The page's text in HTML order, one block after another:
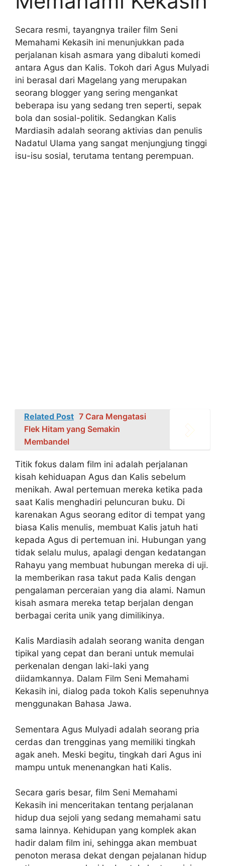
Secara resmi, tayangnya trailer film Seni
Memahami Kekasih ini menunjukkan pada
perjalanan kisah asmara yang dibaluti komedi
antara Agus dan Kalis. Tokoh dari Agus Mulyadi
ini berasal dari Magelang yang merupakan
seorang blogger yang sering mengankat
beberapa isu yang sedang tren seperti, sepak
bola dan sosial-politik. Sedangkan Kalis
Mardiasih adalah seorang aktivias dan penulis
Nadatul Ulama yang sangat menjungjung tinggi
isu-isu sosial, terutama tentang perempuan.
Related Post 7 Cara Mengatasi
Flek Hitam yang Semakin
Membandel
Titik fokus dalam film ini adalah perjalanan
kisah kehiduapan Agus dan Kalis sebelum
menikah. Awal pertemuan mereka ketika pada
saat Kalis menghadiri peluncuran buku. Di
karenakan Agus seorang editor di tempat yang
biasa Kalis menulis, membuat Kalis jatuh hati
kepada Agus di pertemuan ini. Hubungan yang
tidak selalu mulus, apalagi dengan kedatangan
Rahayu yang membuat hubungan mereka di uji.
Ia memberikan rasa takut pada Kalis dengan
pengalaman perceraian yang dia alami. Namun
kisah asmara mereka tetap berjalan dengan
berbagai cerita unik yang dimilikinya.
Kalis Mardiasih adalah seorang wanita dengan
tipikal yang cepat dan berani untuk memulai
perkenalan dengan laki-laki yang
diidamkannya. Dalam Film Seni Memahami
Kekasih ini, dialog pada tokoh Kalis sepenuhnya
menggunakan Bahasa Jawa.
Sementara Agus Mulyadi adalah seorang pria
cerdas dan trengginas yang memiliki tingkah
agak aneh. Meski begitu, tingkah dari Agus ini
mampu untuk menenangkan hati Kalis.
Secara garis besar, film Seni Memahami
Kekasih ini menceritakan tentang perjalanan
hidup dua sejoli yang sedang memahami satu
sama lainnya. Kehidupan yang komplek akan
hadir dalam film ini, sehingga akan membuat
penoton merasa dekat dengan pejalanan hidup